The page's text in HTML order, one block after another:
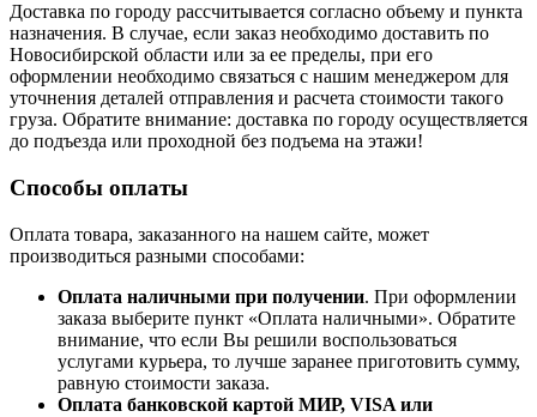
Доставка по городу рассчитывается согласно объему и пункта
назначения. В случае, если заказ необходимо доставить по
Новосибирской области или за ее пределы, при его
оформлении необходимо связаться с нашим менеджером для
уточнения деталей отправления и расчета стоимости такого
груза. Обратите внимание: доставка по городу осуществляется
до подъезда или проходной без подъема на этажи!
Способы оплаты
Оплата товара, заказанного на нашем сайте, может
производиться разными способами:
Оплата наличными при получении. При оформлении
заказа выберите пункт «Оплата наличными». Обратите
внимание, что если Вы решили воспользоваться
услугами курьера, то лучше заранее приготовить сумму,
равную стоимости заказа.
Оплата банковской картой МИР, VISA или